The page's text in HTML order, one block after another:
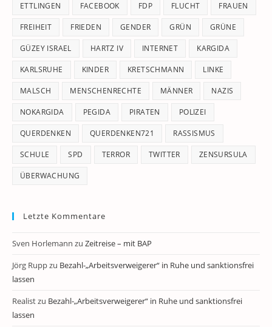
ETTLINGEN FACEBOOK FDP FLUCHT FRAUEN
FREIHEIT FRIEDEN GENDER GRÜN GRÜNE
GÜZEY ISRAEL HARTZ IV INTERNET KARGIDA
KARLSRUHE KINDER KRETSCHMANN LINKE
MALSCH MENSCHENRECHTE MÄNNER NAZIS
NOKARGIDA PEGIDA PIRATEN POLIZEI
QUERDENKEN QUERDENKEN721 RASSISMUS
SCHULE SPD TERROR TWITTER ZENSURSULA
ÜBERWACHUNG
Letzte Kommentare
Sven Horlemann zu Zeitreise – mit BAP
Jörg Ruppzu Bezahl-„Arbeitsverweigerer“ in Ruhe und sanktionsfrei
lassen
Realistzu Bezahl-„Arbeitsverweigerer“ in Ruhe und sanktionsfrei
lassen